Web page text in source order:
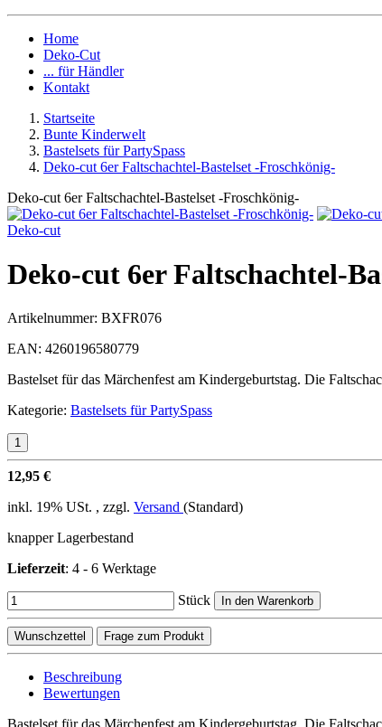
Home
Deko-Cut
... für Händler
Kontakt
Startseite
Bunte Kinderwelt
Bastelsets für PartySpass
Deko-cut 6er Faltschachtel-Bastelset -Froschkönig-
Deko-cut 6er Faltschachtel-Bastelset -Froschkönig-
Deko-cut
Deko-cut 6er Faltschachtel-
Artikelnummer: BXFR076
EAN: 4260196580779
Bastelset für das Märchenfest am Kindergeburtstag. Die
Kategorie: Bastelsets für PartySpass
12,95 €
inkl. 19% USt. , zzgl. Versand (Standard)
knapper Lagerbestand
Lieferzeit: 4 - 6 Werktage
Stück In den Warenkorb
Wunschzettel Frage zum Produkt
Beschreibung
Bewertungen